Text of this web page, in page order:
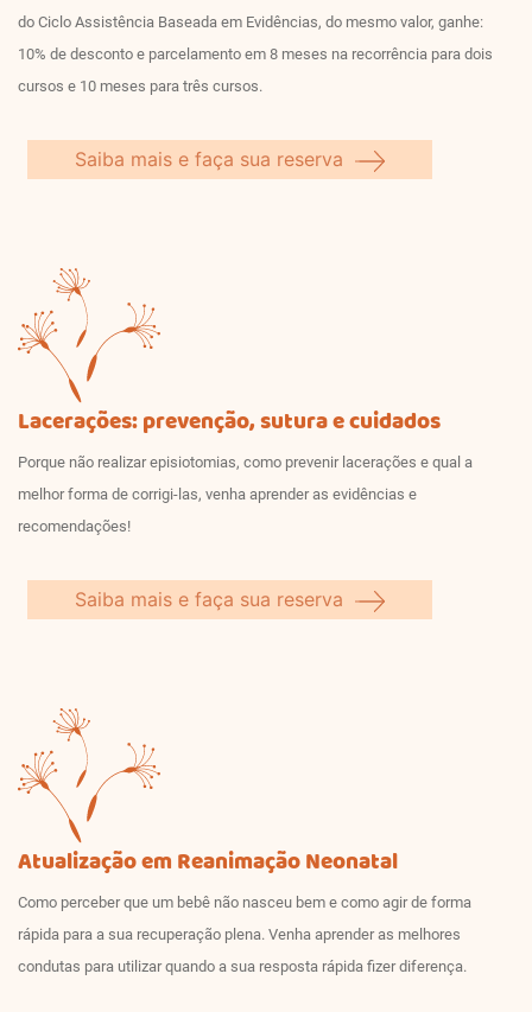
do Ciclo Assistência Baseada em Evidências, do mesmo valor, ganhe:
10% de desconto e parcelamento em 8 meses na recorrência para dois
cursos e 10 meses para três cursos.
Saiba mais e faça sua reserva
Lacerações: prevenção, sutura e cuidados
Porque não realizar episiotomias, como prevenir lacerações e qual a
melhor forma de corrigi-las, venha aprender as evidências e
recomendações!
Saiba mais e faça sua reserva
Atualização em Reanimação Neonatal
Como perceber que um bebê não nasceu bem e como agir de forma
rápida para a sua recuperação plena. Venha aprender as melhores
condutas para utilizar quando a sua resposta rápida fizer diferença.